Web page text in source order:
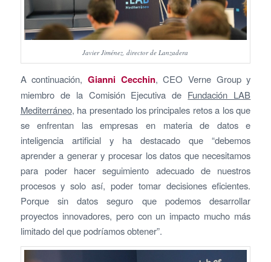
Javier Jiménez, director de Lanzadera
A continuación, Gianni Cecchin, CEO Verne Group y
miembro de la Comisión Ejecutiva de Fundación LAB
Mediterráneo, ha presentado los principales retos a los que
se enfrentan las empresas en materia de datos e
inteligencia artificial y ha destacado que “debemos
aprender a generar y procesar los datos que necesitamos
para poder hacer seguimiento adecuado de nuestros
procesos y solo así, poder tomar decisiones eficientes.
Porque sin datos seguro que podemos desarrollar
proyectos innovadores, pero con un impacto mucho más
limitado del que podríamos obtener”.